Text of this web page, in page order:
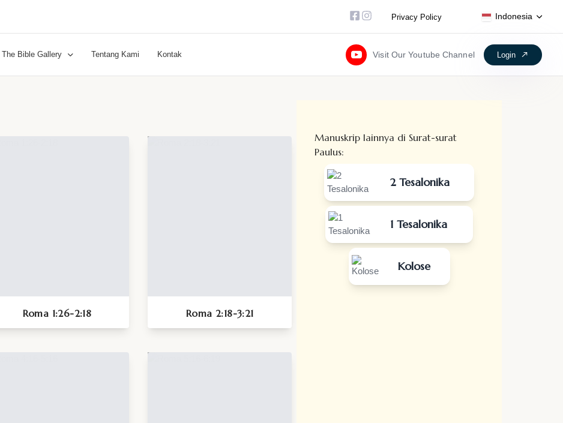
Facebook-square
InstagramPrivacy Policy Indonesia
The Bible Gallery Tentang Kami Kontak Visit Our Youtube Channel L ogin
Roma 1:26-2:18 Roma 2:18-3:21
Manuskrip lainnya di Surat-surat
Paulus:
2 Tesalonika
1 Tesalonika
Kolose